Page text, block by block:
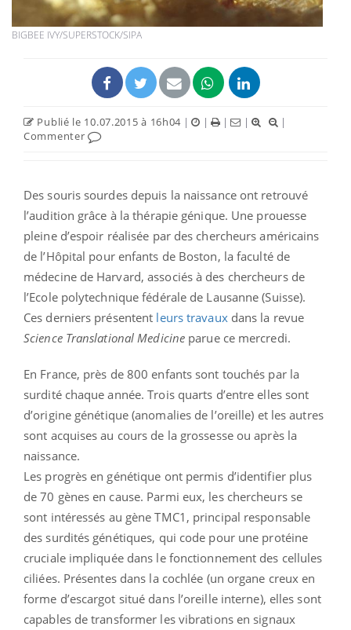
BIGBEE IVY/SUPERSTOCK/SIPA
Publié le 10.07.2015 à 16h04 | | | |
|
Commenter
Des souris sourdes depuis la naissance ont retrouvé
l’audition grâce à la thérapie génique. Une prouesse
pleine d’espoir réalisée par des chercheurs américains
de l’Hôpital pour enfants de Boston, la faculté de
médecine de Harvard, associés à des chercheurs de
l’Ecole polytechnique fédérale de Lausanne (Suisse).
Ces derniers présentent leurs travauxdans la revue
Science Translational Medicine parue ce mercredi.
En France, près de 800 enfants sont touchés par la
surdité chaque année. Trois quarts d’entre elles sont
d’origine génétique (anomalies de l’oreille) et les autres
sont acquises au cours de la grossesse ou après la
naissance.
Les progrès en génétique ont permis d’identifier plus
de 70 gènes en cause. Parmi eux, les chercheurs se
sont intéressés au gène TMC1, principal responsable
des surdités génétiques, qui code pour une protéine
cruciale impliquée dans le fonctionnement des cellules
ciliées. Présentes dans la cochlée (un organe creux en
forme d’escargot situé dans l’oreille interne), elles sont
capables de transformer les vibrations en signaux